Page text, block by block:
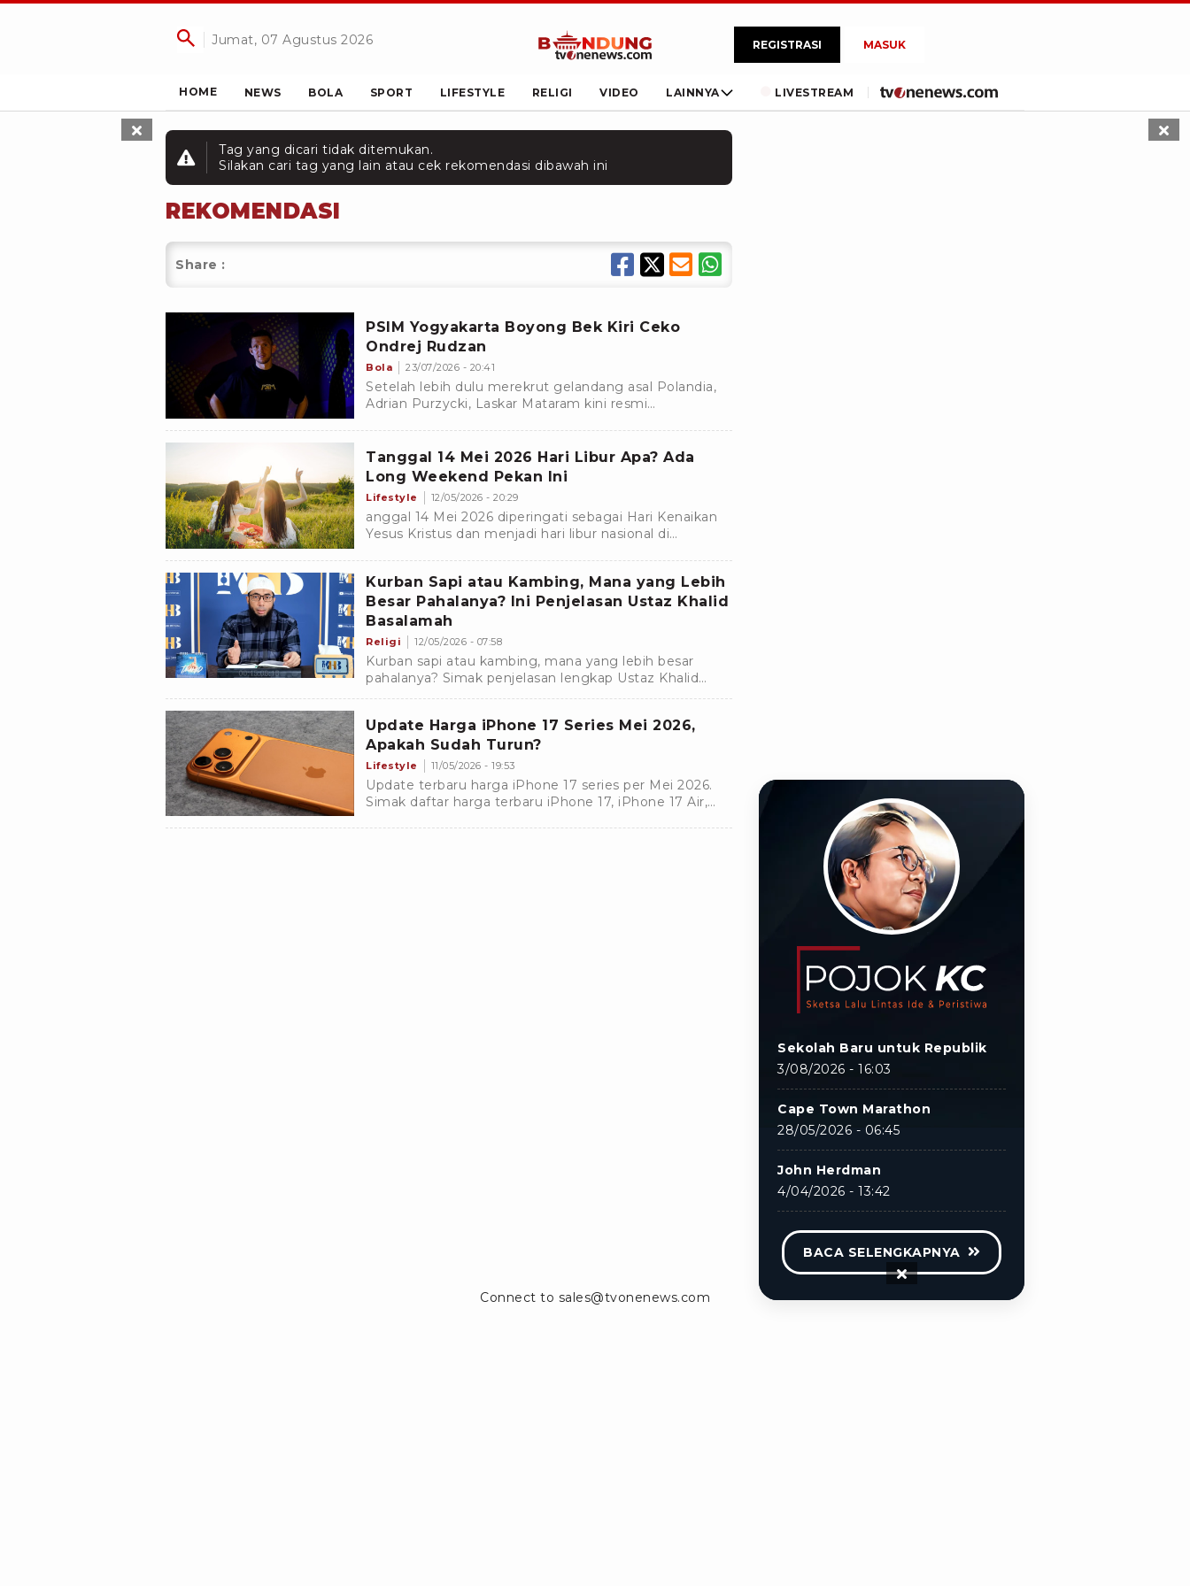
Jumat, 07 Agustus 2026 REGISTRASI MASUK
HOME NEWS BOLA SPORT LIFESTYLE RELIGI VIDEO LAINNYA LIVESTREAM
Tag yang dicari tidak ditemukan.
Silakan cari tag yang lain atau cek rekomendasi dibawah ini
REKOMENDASI
Share :
PSIM Yogyakarta Boyong Bek Kiri Ceko
Ondrej Rudzan
Bola 23/07/2026 - 20:41
Setelah lebih dulu merekrut gelandang asal Polandia,
Adrian Purzycki, Laskar Mataram kini resmi
Tanggal 14 Mei 2026 Hari Libur Apa? Ada
Long Weekend Pekan Ini
Lifestyle 12/05/2026 - 20:29
anggal 14 Mei 2026 diperingati sebagai Hari Kenaikan
Yesus Kristus dan menjadi hari libur nasional di
Kurban Sapi atau Kambing, Mana yang Lebih
Besar Pahalanya? Ini Penjelasan Ustaz Khalid
Basalamah
Religi 12/05/2026 - 07:58
Kurban sapi atau kambing, mana yang lebih besar
pahalanya? Simak penjelasan lengkap Ustaz Khalid
Basalamah tentang hewan kurban paling afdal
Update Harga iPhone 17 Series Mei 2026,
Apakah Sudah Turun?
Lifestyle 11/05/2026 - 19:53
Update terbaru harga iPhone 17 series per Mei 2026.
Simak daftar harga terbaru iPhone 17, iPhone 17 Air,
Sekolah Baru untuk Republik
3/08/2026 - 16:03
Cape Town Marathon
28/05/2026 - 06:45
John Herdman
4/04/2026 - 13:42
BACA SELENGKAPNYA